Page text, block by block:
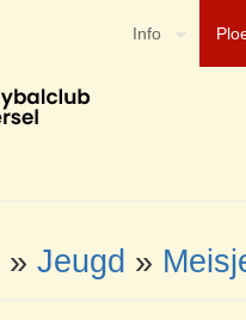
Info
» Jeugd »